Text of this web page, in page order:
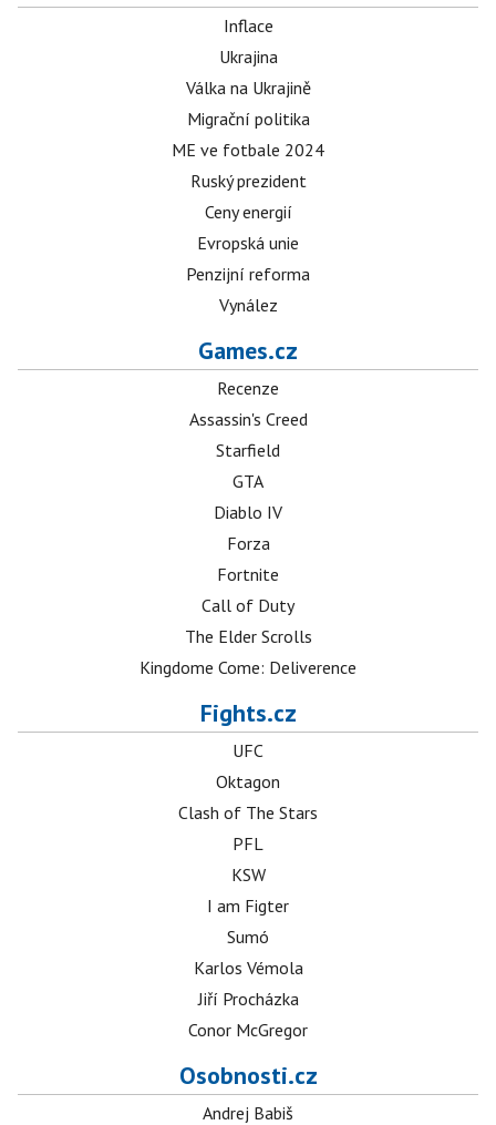
Inflace
Ukrajina
Válka na Ukrajině
Migrační politika
ME ve fotbale 2024
Ruský prezident
Ceny energií
Evropská unie
Penzijní reforma
Vynález
Games.cz
Recenze
Assassin's Creed
Starfield
GTA
Diablo IV
Forza
Fortnite
Call of Duty
The Elder Scrolls
Kingdome Come: Deliverence
Fights.cz
UFC
Oktagon
Clash of The Stars
PFL
KSW
I am Figter
Sumó
Karlos Vémola
Jiří Procházka
Conor McGregor
Osobnosti.cz
Andrej Babiš